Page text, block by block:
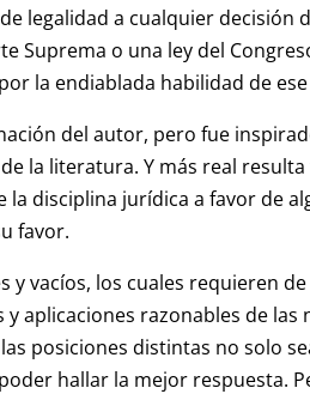
legalidad a cualquier decisión
Suprema o una ley del
la endiablada habilidad de
del autor, pero fue
la literatura. Y más real
disciplina jurídica a favor de
favor.
y vacíos, los cuales requieren
aplicaciones razonables de las
posiciones distintas no solo
hallar la mejor respuesta.